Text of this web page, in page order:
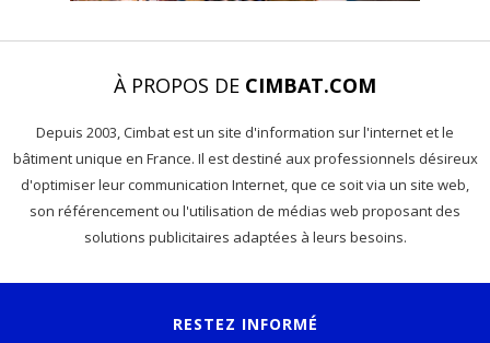
À PROPOS DE CIMBAT.COM
Depuis 2003, Cimbat est un site d'information sur l'internet et le
bâtiment unique en France. Il est destiné aux professionnels désireux
d'optimiser leur communication Internet, que ce soit via un site web,
son référencement ou l'utilisation de médias web proposant des
solutions publicitaires adaptées à leurs besoins.
RESTEZ INFORMÉ